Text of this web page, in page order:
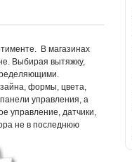
В магазинах
Выбирая вытяжку,
формы, цвета,
управления, а
управление, датчики,
не в последнюю